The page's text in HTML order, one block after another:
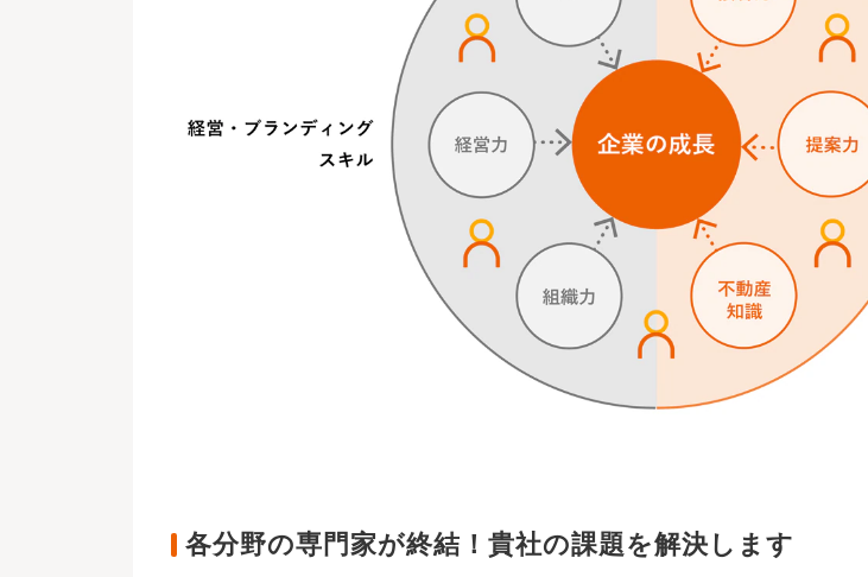
各分野の専門家が終結！貴社の課題を解決します